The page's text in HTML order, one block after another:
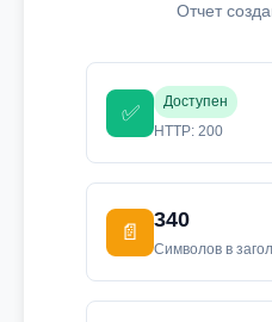
Отчет
✅
Доступен
HTTP: 200
📄
340
Символов в